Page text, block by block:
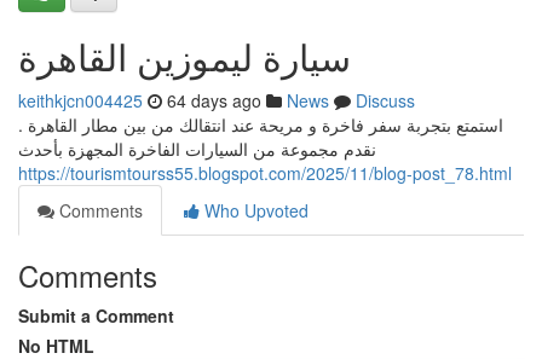
سيارة ليموزين القاهرة
keithkjcn004425 64 days ago News
Discuss
استمتع بتجربة سفر فاخرة و مريحة عند انتقالك من بين مطار القاهرة .
نقدم مجموعة من السيارات الفاخرة المجهزة بأحدث
https://tourismtourss55.blogspot.com/2025/11/blog-post_78.html
Comments
Who Upvoted
Comments
Submit a Comment
No HTML